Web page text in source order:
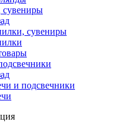
сувениры
и подсвечники